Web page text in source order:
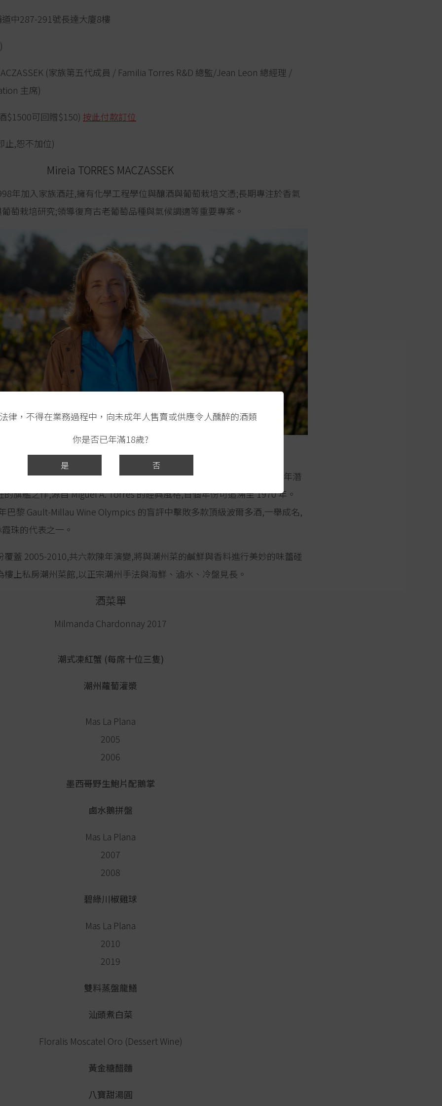
律，不得在業務過程中，向未成年人售賣或供應令人醺醉的酒類
你是否已年滿18歲?
是 否
中287-291號長達大廈8樓
(家族第五代成員 / Familia Torres R&D 總監/Jean Leon 總經理 /
主席)
$1500可回贈$150) 按此付款訂位
止,恕不加位)
Mireia TORRES MACZASSEK
年加入家族酒莊,擁有化學工程學位與釀酒與葡萄栽培文憑;長期專注於香氣
萄栽培研究;領導復育古老葡萄品種與氣候調適等重要專案。
Mas La Plana
最具國際影響力的家族酒莊之一,Mas La Plana 以單一園赤霞珠與長期陳年潛
旗艦之作,源自 Miguel A. Torres 的經典風格,首個年份可追溯至 1970 年。
巴黎 Gault‑Millau Wine Olympics 的盲評中擊敗多款頂級波爾多酒,一舉成名,
珠的代表之一。
蓋 2005-2010,共六款陳年演變,將與潮州菜的鹹鮮與香料進行美妙的味蕾碰
上私房潮州菜館,以正宗潮州手法與海鮮、滷水、冷盤見長。
酒菜單
Milmanda Chardonnay 2017
潮式凍紅蟹 (每席十位三隻)
潮州蘿蔔灌漿
Mas La Plana
2005
2006
墨西哥野生鮑片配鵝掌
鹵水鵝拼盤
Mas La Plana
2007
2008
碧綠川椒雞球
Mas La Plana
2010
2019
雙料蒸盤龍鱔
汕頭煮白菜
Floralis Moscatel Oro (Dessert Wine)
黃金糖醋麵
八寶甜湯圓